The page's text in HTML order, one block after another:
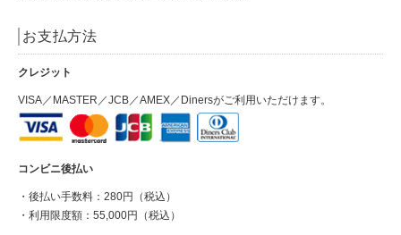
お支払方法
クレジット
VISA／MASTER／JCB／AMEX／Dinersがご利用いただけます。
コンビニ後払い
・後払い手数料：280円（税込）
・利用限度額：55,000円（税込）